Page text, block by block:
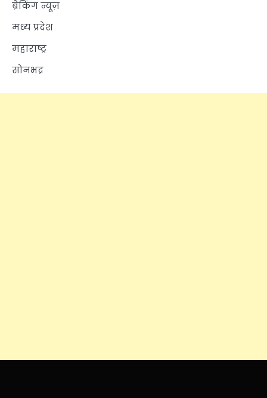
ब्रेकिंग न्यूज़
मध्य प्रदेश
महाराष्ट्र
सोनभद्र